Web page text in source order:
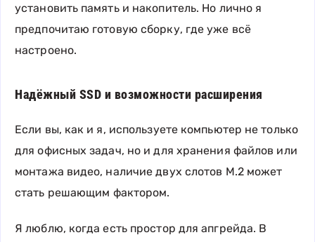
установить память и накопитель. Но лично я
предпочитаю готовую сборку, где уже всё
настроено.
Надёжный SSD и возможности расширения
Если вы, как и я, используете компьютер не только
для офисных задач, но и для хранения файлов или
монтажа видео, наличие двух слотов M.2 может
стать решающим фактором.
Я люблю, когда есть простор для апгрейда. В